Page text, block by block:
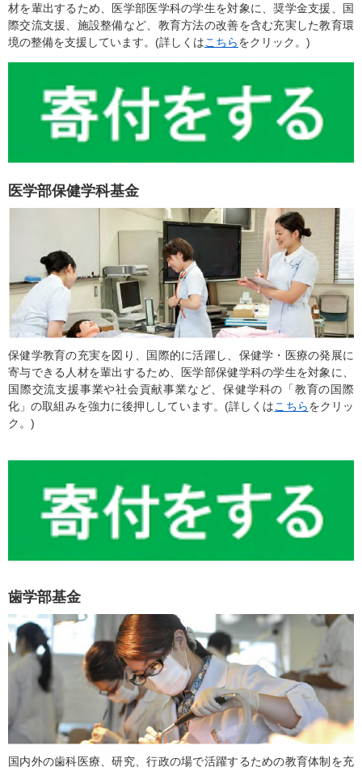
材を輩出するため、医学部医学科の学生を対象に、奨学金支援、国
際交流支援、施設整備など、教育方法の改善を含む充実した教育環
境の整備を支援しています。(詳しくはこちらをクリック。)
医学部保健学科基金
保健学教育の充実を図り、国際的に活躍し、保健学・医療の発展に
寄与できる人材を輩出するため、医学部保健学科の学生を対象に、
国際交流支援事業や社会貢献事業など、保健学科の「教育の国際
化」の取組みを強力に後押ししています。(詳しくはこちらをクリッ
ク。)
歯学部基金
国内外の歯科医療、研究、行政の場で活躍するための教育体制を充